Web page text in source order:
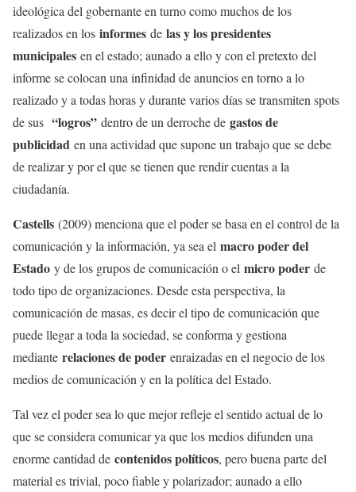
ideológica del gobernante en turno como muchos de los
realizados en los informes de las y los presidentes
municipales en el estado; aunado a ello y con el pretexto del
informe se colocan una infinidad de anuncios en torno a lo
realizado y a todas horas y durante varios días se transmiten spots
de sus “logros” dentro de un derroche de gastos de
publicidad en una actividad que supone un trabajo que se debe
de realizar y por el que se tienen que rendir cuentas a la
ciudadanía.
Castells (2009) menciona que el poder se basa en el control de la
comunicación y la información, ya sea el macro poder del
Estado y de los grupos de comunicación o el micro poder de
todo tipo de organizaciones. Desde esta perspectiva, la
comunicación de masas, es decir el tipo de comunicación que
puede llegar a toda la sociedad, se conforma y gestiona
mediante relaciones de poder enraizadas en el negocio de los
medios de comunicación y en la política del Estado.
Tal vez el poder sea lo que mejor refleje el sentido actual de lo
que se considera comunicar ya que los medios difunden una
enorme cantidad de contenidos políticos, pero buena parte del
material es trivial, poco fiable y polarizador; aunado a ello